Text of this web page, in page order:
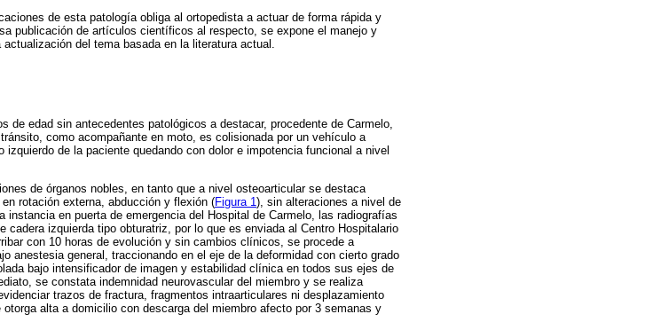
de esta patología obliga al ortopedista a actuar de forma rápida y
publicación de artículos científicos al respecto, se expone el manejo y
del tema basada en la literatura actual.
de edad sin antecedentes patológicos a destacar, procedente de Carmelo,
como acompañante en moto, es colisionada por un vehículo a
de la paciente quedando con dolor e impotencia funcional a nivel
de órganos nobles, en tanto que a nivel osteoarticular se destaca
rotación externa, abducción y flexión (Figura 1), sin alteraciones a nivel de
instancia en puerta de emergencia del Hospital de Carmelo, las radiografías
cadera izquierda tipo obturatriz, por lo que es enviada al Centro Hospitalario
con 10 horas de evolución y sin cambios clínicos, se procede a
anestesia general, traccionando en el eje de la deformidad con cierto grado
bajo intensificador de imagen y estabilidad clínica en todos sus ejes de
se constata indemnidad neurovascular del miembro y se realiza
trazos de fractura, fragmentos intraarticulares ni desplazamiento
alta a domicilio con descarga del miembro afecto por 3 semanas y